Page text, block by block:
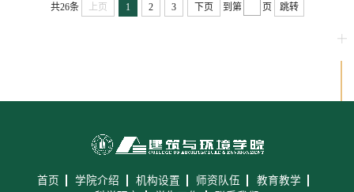
共26条 上页 1 2 3 下页 到第 页 跳转
首页 学院介绍 机构设置 师资队伍
教育教学